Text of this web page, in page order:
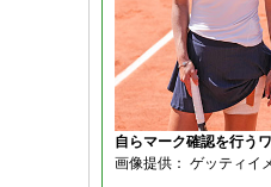
自らマーク確認を行うワ
画像提供： ゲッティイ